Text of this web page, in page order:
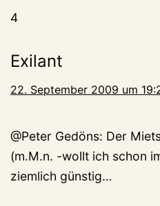
4
Exilant
22. September 2009 um
@Peter Gedöns: Der
(m.M.n. -wollt ich schon
ziemlich günstig…